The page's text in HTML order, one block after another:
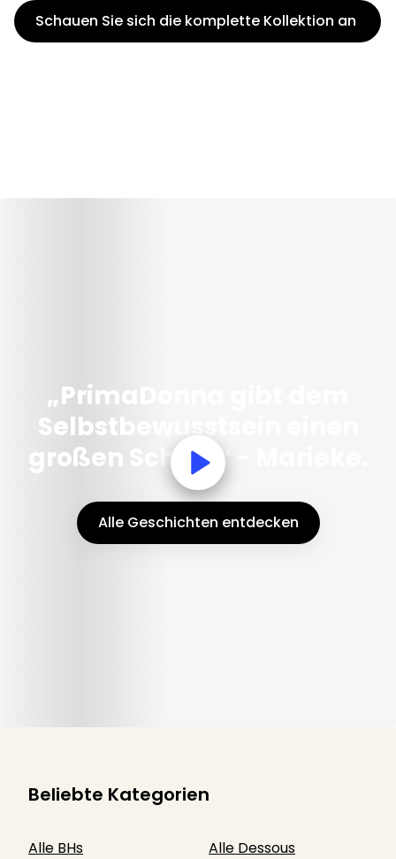
Schauen Sie sich die komplette Kollektion an​ ​
„PrimaDonna gibt dem
Selbstbewusstsein einen
großen Schub.“ - Marieke.
Alle Geschichten entdecken
Beliebte Kategorien
Alle BHs
Alle Dessous